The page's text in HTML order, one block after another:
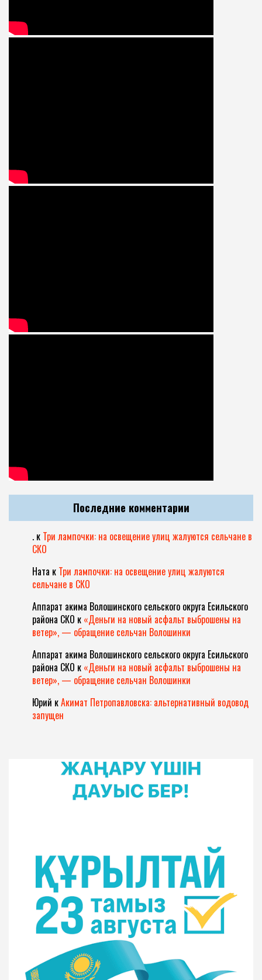
Последние комментарии
. к Три лампочки: на освещение улиц жалуются сельчане в
СКО
Ната к Три лампочки: на освещение улиц жалуются
сельчане в СКО
Аппарат акима Волошинского сельского округа Есильского
района СКО к «Деньги на новый асфальт выброшены на
ветер», — обращение сельчан Волошинки
Аппарат акима Волошинского сельского округа Есильского
района СКО к «Деньги на новый асфальт выброшены на
ветер», — обращение сельчан Волошинки
Юрий кАкимат Петропавловска: альтернативный водовод
запущен